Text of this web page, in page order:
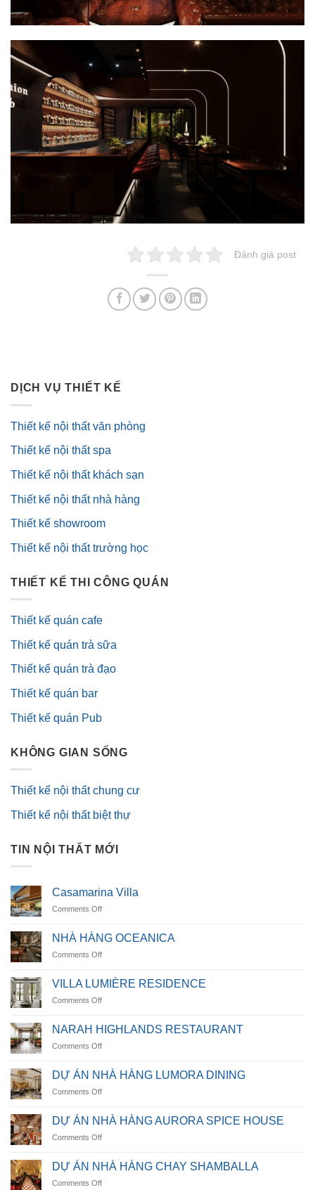
Đánh giá post
DỊCH VỤ THIẾT KẾ
Thiết kế nội thất văn phòng
Thiết kế nội thất spa
Thiết kế nội thất khách sạn
Thiết kế nội thất nhà hàng
Thiết kế showroom
Thiết kế nội thất trường học
THIẾT KẾ THI CÔNG QUÁN
Thiết kế quán cafe
Thiết kế quán trà sữa
Thiết kế quán trà đạo
Thiết kế quán bar
Thiết kế quán Pub
KHÔNG GIAN SỐNG
Thiết kế nội thất chung cư
Thiết kế nội thất biệt thự
TIN NỘI THẤT MỚI
Casamarina Villa
Comments Offon
Villa
NHÀ HÀNG OCEANICA
Comments Offon
HÀNG
OCEANICA
VILLA LUMIÈRE RESIDENCE
Comments Offon
LUMIÈRE
RESIDENCE
NARAH HIGHLANDS RESTAURANT
Comments Offon
HIGHLANDS
RESTAURANT
DỰ ÁN NHÀ HÀNG LUMORA DINING
Comments Offon
ÁN
NHÀ
HÀNG
DINING
DỰ ÁN NHÀ HÀNG AURORA SPICE HOUSE
Comments Offon
ÁN
NHÀ
HÀNG
DỰ ÁN NHÀ HÀNG CHAY SHAMBALLA
Comments Offon